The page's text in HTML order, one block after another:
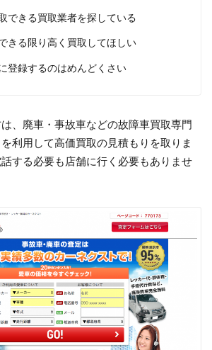
できる買取業者を探している
きる限り高く買取してほしい
登録するのはめんどくさい
、廃車・事故車などの故障車買取専門
利用して高価買取の見積もりを取りま
する必要も店舗に行く必要もありませ